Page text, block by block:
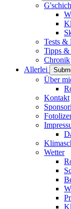
Tests &
Tipps &
Chronik
Allerlei
Über
Kontakt
Wetter